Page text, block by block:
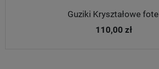
Guziki Kryształowe fotel
110,00 zł